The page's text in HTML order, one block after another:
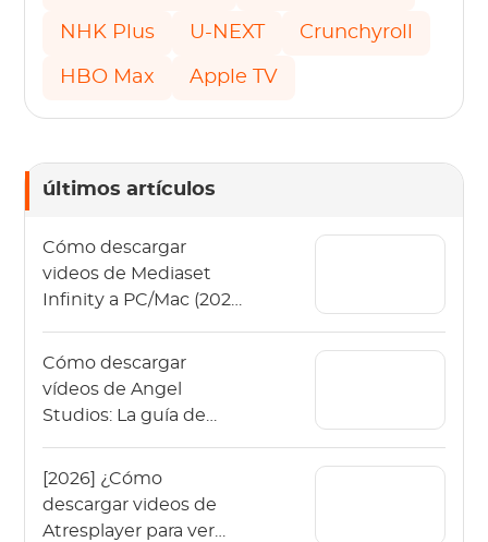
NHK Plus U-NEXT Crunchyroll
HBO Max Apple TV
últimos artículos
Cómo descargar
videos de Mediaset
Infinity a PC/Mac (2026
Cómo descargar
vídeos de Angel
Studios: La guía de
[2026] ¿Cómo
descargar videos de
Atresplayer para ver